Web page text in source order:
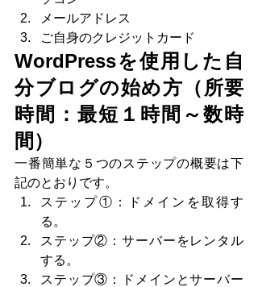
メールアドレス
ご自身のクレジットカード
WordPressを使用した自
分ブログの始め方（所要
時間：最短１時間～数時
間）
一番簡単な５つのステップの概要は下
記のとおりです。
ステップ①：ドメインを取得す
る。
ステップ②：サーバーをレンタル
する。
ステップ③：ドメインとサーバー